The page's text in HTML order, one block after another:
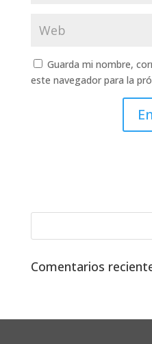
Guarda mi nombre,
este navegador para la
Comentarios